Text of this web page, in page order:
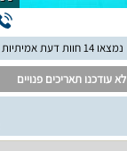
נמצאו 14 חוות דעת אמיתיות
לא עודכנו תאריכים פנויים